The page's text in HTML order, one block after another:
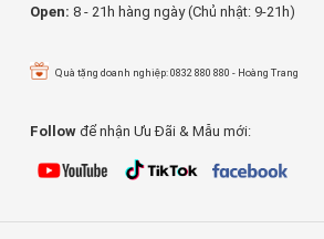
Open: 8 - 21h hàng ngày (Chủ nhật: 9-21h)
Quà tặng doanh nghiệp: 0832 880 880 - Hoàng Trang
Follow để nhận Ưu Đãi & Mẫu mới: